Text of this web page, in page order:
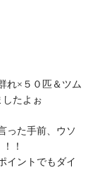
れ×５０匹＆ツム
たよぉ
った手前、ウソ
！
イントでもダイ